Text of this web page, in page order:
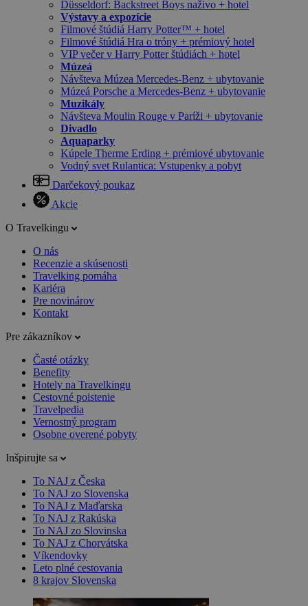
Düsseldorf: Backstreet Boys naživo + hotel
Výstavy a expozície
Filmové štúdiá Harry Potter™ + hotel
Filmové štúdiá Hra o tróny + prémiový hotel
VIP večer v Harry Potter štúdiách + hotel
Múzeá
Návšteva Múzea Mercedes-Benz + ubytovanie
Múzeá Porsche a Mercedes-Benz + ubytovanie
Muzikály
Návšteva Moulin Rouge v Paríži + ubytovanie
Divadlo
Aquaparky
Kúpele Therme Erding + prémiové ubytovanie
Vodný svet Rulantica: Vstupenky a pobyt
Darčekový poukaz
Akcie
O Travelkingu
O nás
Recenzie a skúsenosti
Travelking pomáha
Kariéra
Pre novinárov
Kontakt
Pre zákazníkov
Časté otázky
Benefity
Hotely na Travelkingu
Cestovné poistenie
Travelpedia
Vernostný program
Osobne overené pobyty
Inšpirujte sa
To NAJ z Česka
To NAJ zo Slovenska
To NAJ z Maďarska
To NAJ z Rakúska
To NAJ zo Slovinska
To NAJ z Chorvátska
Víkendovky
Leto plné cestovania
8 krajov Slovenska